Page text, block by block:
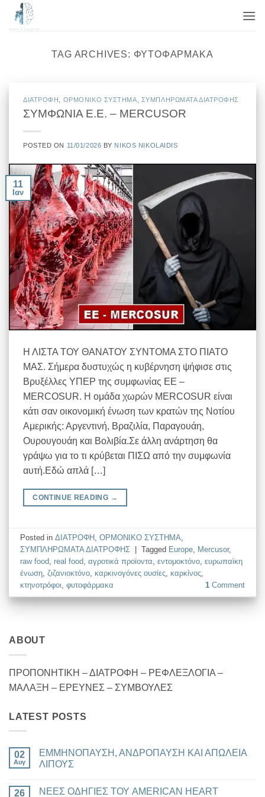
Μετάβαση
TAG ARCHIVES: ΦΥΤΟΦΆΡΜΑΚΑ
ΔΙΑΤΡΟΦΗ ΟΡΜΟΝΙΚΟ ΣΥΣΤΗΜΑ ΣΥΜΠΛΗΡΩΜΑΤΑ ΔΙΑΤΡΟΦΗΣ
ΣΥΜΦΩΝΙΑ Ε.Ε. – MERCUSOR
POSTED ON 11/01/2026 BY NIKOS NIKOLAIDIS
11
Ιαν
Η ΛΙΣΤΑ ΤΟΥ ΘΑΝΑΤΟΥ ΣΥΝΤΟΜΑ ΣΤΟ ΠΙΑΤΟ
ΜΑΣ. Σήμερα δυστυχώς η κυβέρνηση ψήφισε στις
Βρυξέλλες ΥΠΕΡ της συμφωνίας ΕΕ –
MERCOSUR. Η ομάδα χωρών MERCOSUR είναι
κάτι σαν οικονομική ένωση των κρατών της Νοτίου
Αμερικής: Αργεντινή, Βραζιλία, Παραγουάη,
Ουρουγουάη και Βολιβία.Σε άλλη ανάρτηση θα
γράψω για το τι κρύβεται ΠΙΣΩ από την συμφωνία
αυτή.Εδώ απλά […]
CONTINUE READING →
Posted inΔΙΑΤΡΟΦΗ ,ΟΡΜΟΝΙΚΟ ΣΥΣΤΗΜΑ,
ΣΥΜΠΛΗΡΩΜΑΤΑ ΔΙΑΤΡΟΦΗΣ
Tagged Europe, Mercusor,
raw food, real food,αγροτικά προϊοντα,εντομοκτόνο,ευρωπαϊκη
ένωση,ζιζανιοκτόνο, καρκινογόνες ουσίες, καρκίνος,
κτηνοτρόφοι,φυτοφάρμακα 1Comment
ABOUT
ΠΡΟΠΟΝΗΤΙΚΗ – ΔΙΑΤΡΟΦΗ – ΡΕΦΛΕΞΛΟΓΙΑ –
ΜΑΛΑΞΗ – ΕΡΕΥΝΕΣ – ΣΥΜΒΟΥΛΕΣ
LATEST POSTS
02
Αυγ
ΕΜΜΗΝΟΠΑΥΣΗ, ΑΝΔΡΟΠΑΥΣΗ ΚΑΙ ΑΠΩΛΕΙΑ
ΛΙΠΟΥΣ
σχόλια
26
ΝΕΕΣ ΟΔΗΓΙΕΣ ΤΟΥ AMERICAN HEART